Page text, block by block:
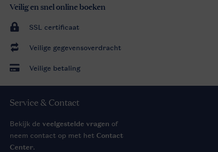
Veilig en snel online boeken
SSL certificaat
Veilige gegevensoverdracht
Veilige betaling
Service & Contact
Bekijk de veelgestelde vragen of
neem contact op met het Contact
Center.